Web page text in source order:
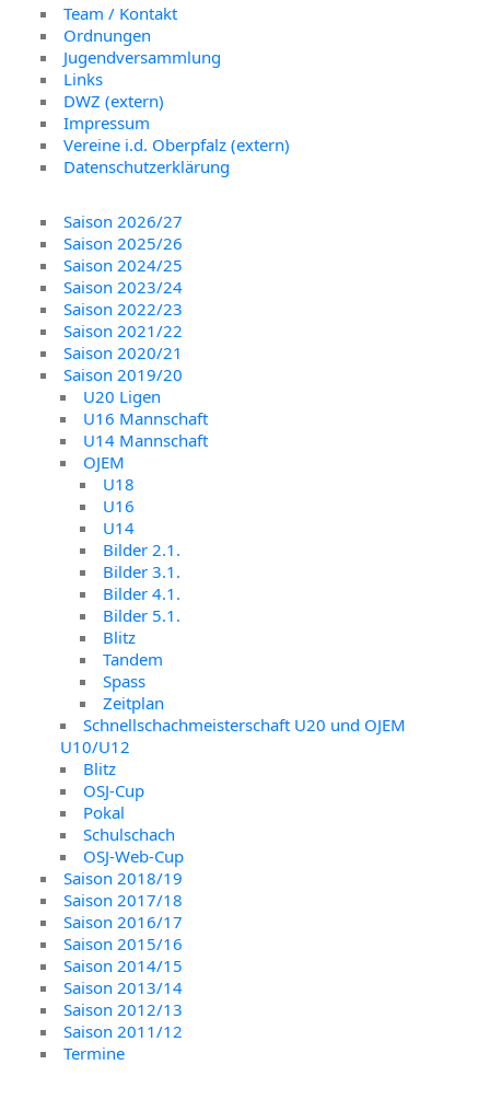
Team / Kontakt
Ordnungen
Jugendversammlung
Links
DWZ (extern)
Impressum
Vereine i.d. Oberpfalz (extern)
Datenschutzerklärung
Saison 2026/27
Saison 2025/26
Saison 2024/25
Saison 2023/24
Saison 2022/23
Saison 2021/22
Saison 2020/21
Saison 2019/20
U20 Ligen
U16 Mannschaft
U14 Mannschaft
OJEM
U18
U16
U14
Bilder 2.1.
Bilder 3.1.
Bilder 4.1.
Bilder 5.1.
Blitz
Tandem
Spass
Zeitplan
Schnellschachmeisterschaft U20 und OJEM
U10/U12
Blitz
OSJ-Cup
Pokal
Schulschach
OSJ-Web-Cup
Saison 2018/19
Saison 2017/18
Saison 2016/17
Saison 2015/16
Saison 2014/15
Saison 2013/14
Saison 2012/13
Saison 2011/12
Termine